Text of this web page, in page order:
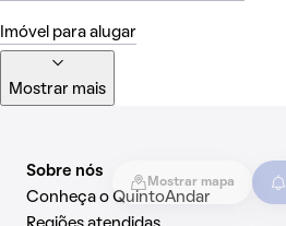
Mostrar mapa
Imóvel para alugar
Mostrar mais
Sobre nós
Conheça o QuintoAndar